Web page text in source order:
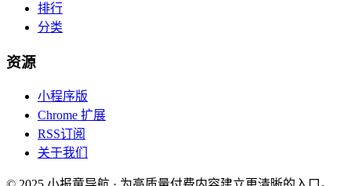
排行
分类
资源
小程序版
Chrome 扩展
RSS订阅
关于我们